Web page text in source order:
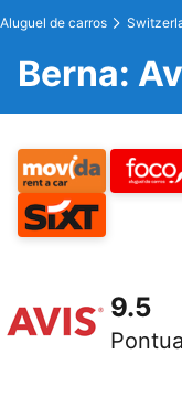
Aluguel de carros
Berna:
9.5